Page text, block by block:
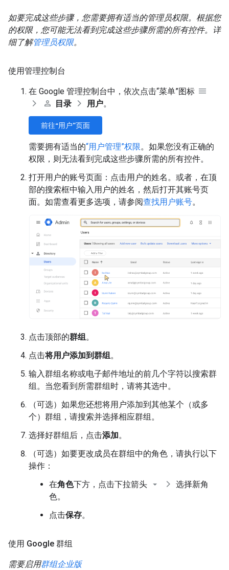
如要完成这些步骤，您需要拥有适当的管理员权限。根据您
的权限，您可能无法看到完成这些步骤所需的所有控件。详
细了解管理员权限。
使用管理控制台
在 Google 管理控制台中，依次点击“菜单”图标
目录
用户。
前往“用户”页面
需要拥有适当的“用户管理”权限。如果您没有正确的
权限，则无法看到完成这些步骤所需的所有控件。
打开用户的账号页面：点击用户的姓名。或者，在顶
部的搜索框中输入用户的姓名，然后打开其账号页
面。如需查看更多选项，请参阅查找用户账号。
点击顶部的群组。
点击将用户添加到群组。
输入群组名称或电子邮件地址的前几个字符以搜索群
组。当您看到所需群组时，请将其选中。
（可选）如果您还想将用户添加到其他某个（或多
个）群组，请搜索并选择相应群组。
选择好群组后，点击添加。
（可选）如要更改成员在群组中的角色，请执行以下
操作：
在角色下方，点击下拉箭头
选择新角
色。
点击保存。
使用 Google 群组
需要启用群组企业版